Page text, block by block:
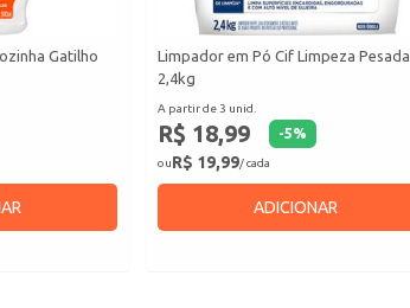
Gatilho
Limpador em Pó Cif Limpeza Pesada
2,4kg
A partir de 3 unid.
R$ 18,99 -5%
ouR$ 19,99/ cada
ADICIONAR